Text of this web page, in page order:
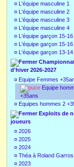
¤ L'équipe masculine 1
¤ L'équipe masculine 2
¤ L'équipe masculine 3
¤ L'équipe masculine 4
¤ L'équipe garçon 15-16
¤ L'équipe garçon 15-
¤ L'équipe garçon 13-14
d'hiver 2026-2027
¤ Equipe Femmes
Equipe
+35ans
¤ Equipes hommes 2
Exploits de
joueurs
¤ 2026
¤ 2025
¤ 2024
¤ Théa à Roland Garros
¤ 2023